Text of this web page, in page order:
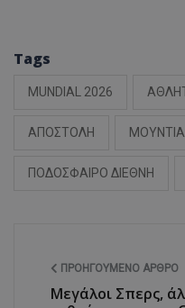
Tags
MUNDIAL 2026
ΑΠΟΣΤΟΛΗ
ΠΟΔΟΣΦΑΙΡΟ ΔΙΕΘΝΗ
ΠΡΟΗΓΟΎΜΕΝΟ ΆΡΘΡΟ
Μεγάλοι Σπερς,